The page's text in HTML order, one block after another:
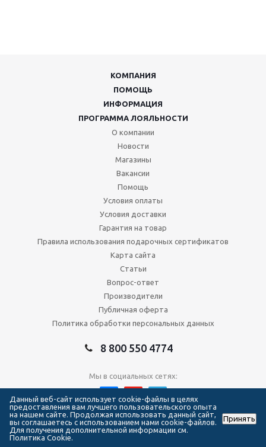
КОМПАНИЯ
ПОМОЩЬ
ИНФОРМАЦИЯ
ПРОГРАММА ЛОЯЛЬНОСТИ
О компании
Новости
Магазины
Вакансии
Помощь
Условия оплаты
Условия доставки
Гарантия на товар
Правила использования подарочных сертификатов
Карта сайта
Статьи
Вопрос-ответ
Производители
Публичная оферта
Политика обработки персональных данных
8 800 550 4774
Мы в социальных сетях:
2026 © Сеть магазинов Forma Hockey
111
Данный веб-сайт использует cookie-файлы в целях
предоставления вам лучшего пользовательского опыта
на нашем сайте. Продолжая использовать данный сайт,
вы соглашаетесь с использованием нами cookie-файлов.
Для получения дополнительной информации см.
Политика Cookie.
Принять